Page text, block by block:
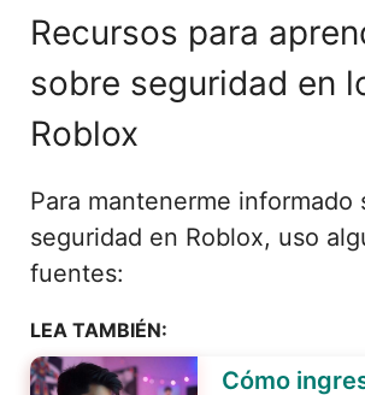
Recursos para
sobre seguridad en
Roblox
Para mantenerme informado
seguridad en Roblox, uso
fuentes:
LEA TAMBIÉN:
Cómo